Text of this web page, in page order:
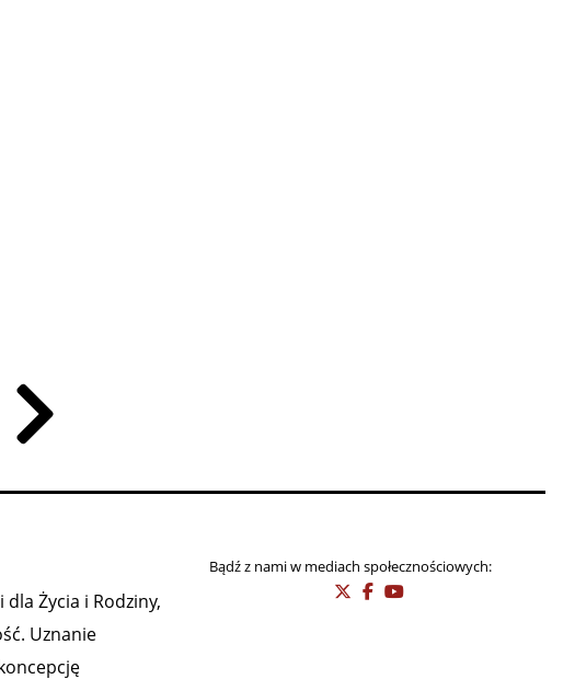
Życia i Rodziny,
Uznanie
Bądź z nami w mediach społecznościowych: